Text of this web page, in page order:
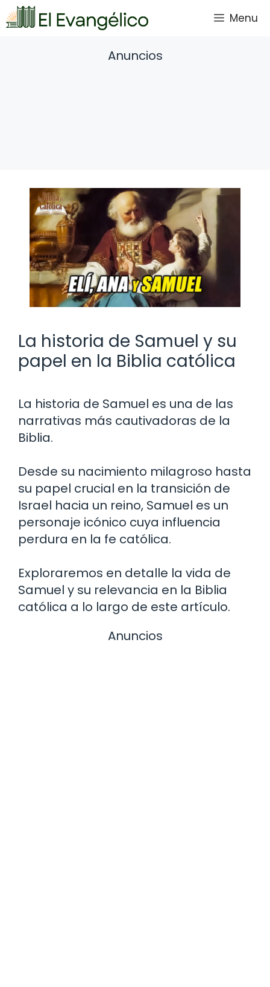
Saltar
al
Menu
Anuncios
La historia de Samuel y su
papel en la Biblia católica
La historia de Samuel es una de las
narrativas más cautivadoras de la
Biblia.
Desde su nacimiento milagroso hasta
su papel crucial en la transición de
Israel hacia un reino, Samuel es un
personaje icónico cuya influencia
perdura en la fe católica.
Exploraremos en detalle la vida de
Samuel y su relevancia en la Biblia
católica a lo largo de este artículo.
Anuncios